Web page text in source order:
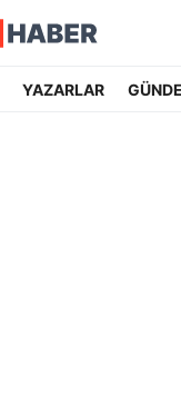
YAZARLAR